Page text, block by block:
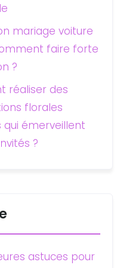
mariage voiture
faire forte
?
réaliser des
florales
qui émerveillent
?
astuces pour